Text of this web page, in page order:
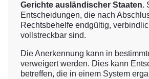
Gerichte ausländischer Staaten.
Entscheidungen, die nach
Rechtsbehelfe endgültig,
vollstreckbar sind.
Die Anerkennung kann in
verweigert werden. Dies kann
betreffen, die in einem System